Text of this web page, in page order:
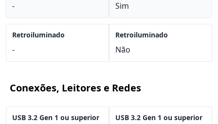
-
Retroiluminado
-
Sim
Retroiluminado
Não
Conexões, Leitores e Redes
USB 3.2 Gen 1 ou superior USB 3.2 Gen 1 ou superior